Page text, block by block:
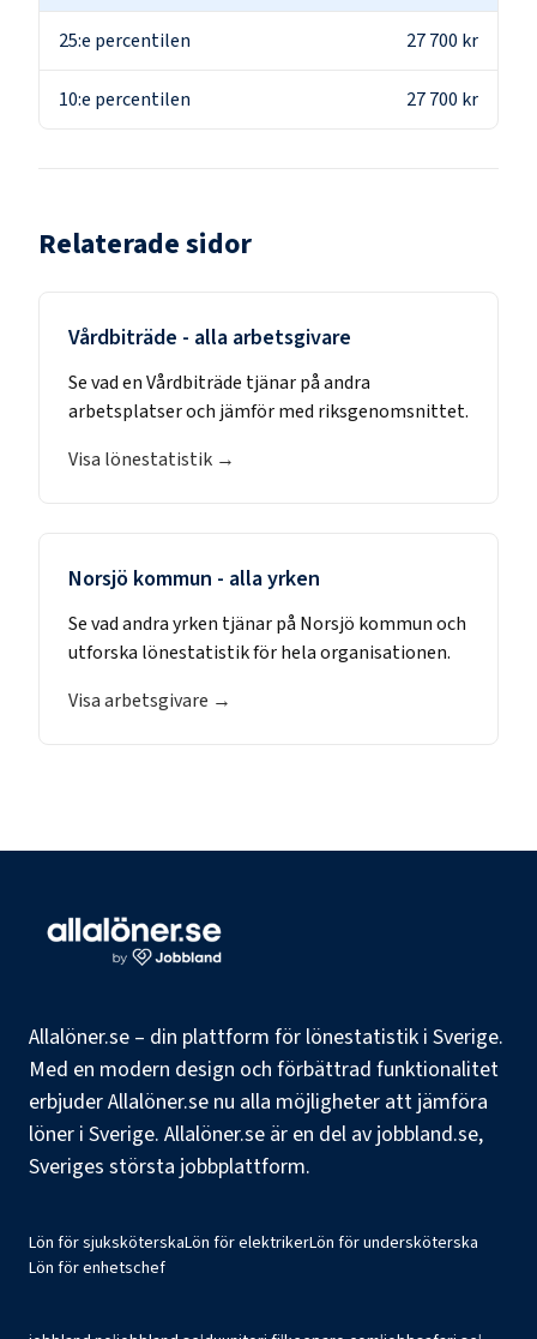
25:e percentilen 27 700 kr
10:e percentilen 27 700 kr
Relaterade sidor
Vårdbiträde - alla arbetsgivare
Se vad enVårdbiträde tjänar på andra
arbetsplatser och jämför med riksgenomsnittet.
Visa lönestatistik →
Norsjö kommun - alla yrken
Se vad andra yrken tjänar på Norsjö kommunoch
utforska lönestatistik för hela organisationen.
Visa arbetsgivare →
Allalöner.se – din plattform för lönestatistik i Sverige.
Med en modern design och förbättrad funktionalitet
erbjuder Allalöner.se nu alla möjligheter att jämföra
löner i Sverige. Allalöner.se är en del av jobbland.se,
Sveriges största jobbplattform.
Lön för sjuksköterskaLön för elektrikerLön för undersköterska
Lön för enhetschef